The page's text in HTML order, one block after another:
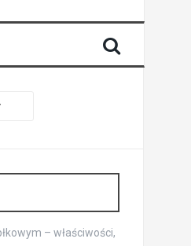
– właściwości,